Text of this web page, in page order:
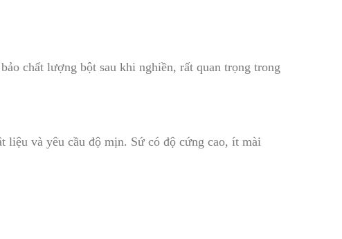
chất lượng bột sau khi nghiền, rất quan trọng trong
và yêu cầu độ mịn. Sứ có độ cứng cao, ít mài